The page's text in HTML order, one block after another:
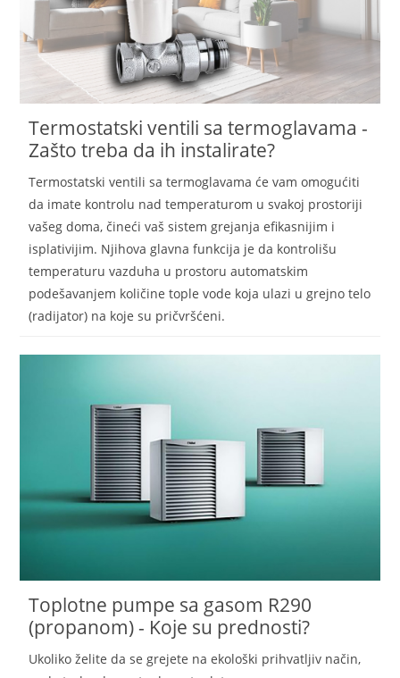
Termostatski ventili sa termoglavama -
Zašto treba da ih instalirate?
Termostatski ventili sa termoglavama će vam omogućiti
da imate kontrolu nad temperaturom u svakoj prostoriji
vašeg doma, čineći vaš sistem grejanja efikasnijim i
isplativijim. Njihova glavna funkcija je da kontrolišu
temperaturu vazduha u prostoru automatskim
podešavanjem količine tople vode koja ulazi u grejno telo
(radijator) na koje su pričvršćeni.
Toplotne pumpe sa gasom R290
(propanom) - Koje su prednosti?
Ukoliko želite da se grejete na ekološki prihvatljiv način,